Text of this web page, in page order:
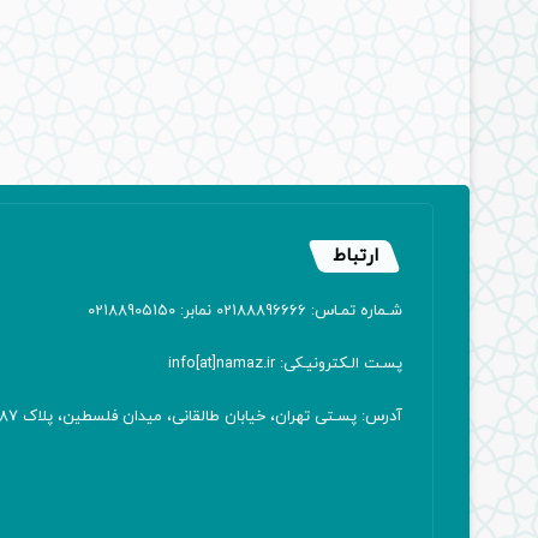
ارتباط
شـماره تمـاس: 02188896666 نمابر: 02188905150
پسـت الـکترونیـکی: info[at]namaz.ir
آدرس: پسـتی تهران، خیابان طالقانی، میدان فلسطین، پلاک 387 کدپستی: ۱۴۱۶۷۱۳۸۱۱